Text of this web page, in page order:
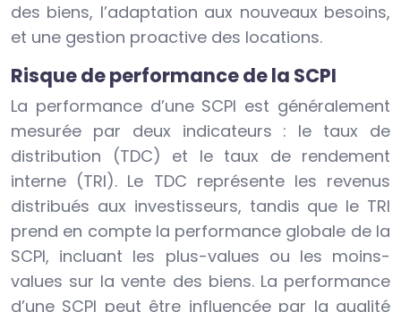
des biens, l’adaptation aux nouveaux besoins,
et une gestion proactive des locations.
Risque de performance de la SCPI
La performance d’une SCPI est généralement
mesurée par deux indicateurs : le taux de
distribution (TDC) et le taux de rendement
interne (TRI). Le TDC représente les revenus
distribués aux investisseurs, tandis que le TRI
prend en compte la performance globale de la
SCPI, incluant les plus-values ou les moins-
values sur la vente des biens. La performance
d’une SCPI peut être influencée par la qualité